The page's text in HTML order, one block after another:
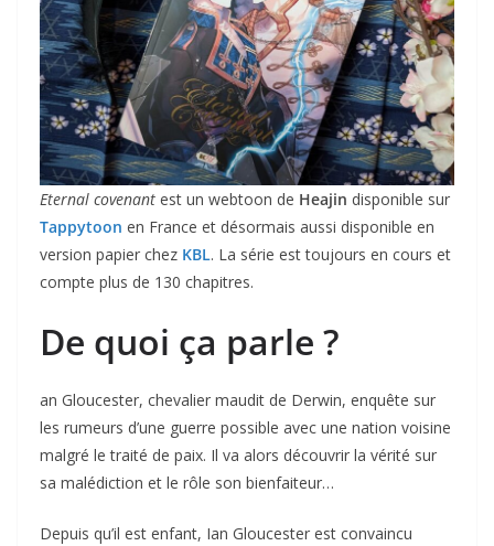
Eternal covenant est un webtoon de Heajin disponible sur
Tappytoon en France et désormais aussi disponible en
version papier chez KBL. La série est toujours en cours et
compte plus de 130 chapitres.
De quoi ça parle ?
an Gloucester, chevalier maudit de Derwin, enquête sur
les rumeurs d’une guerre possible avec une nation voisine
malgré le traité de paix. Il va alors découvrir la vérité sur
sa malédiction et le rôle son bienfaiteur…
Depuis qu’il est enfant, Ian Gloucester est convaincu